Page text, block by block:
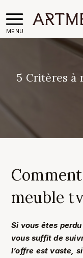
MENU
5 Critères à
meuble
Si vous êtes
vous suffit de
l’offre est vaste,